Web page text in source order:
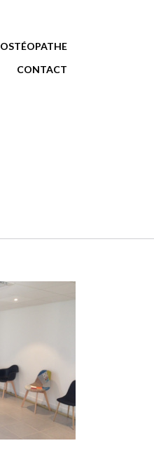
OSTÉOPATHE
CONTACT